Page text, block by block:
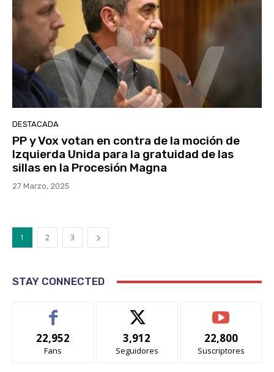
DESTACADA
PP y Vox votan en contra de la moción de
Izquierda Unida para la gratuidad de las
sillas en la Procesión Magna
27 Marzo, 2025
1 2 3
STAY CONNECTED
22,952
Fans
3,912
Seguidores
22,800
Suscriptores